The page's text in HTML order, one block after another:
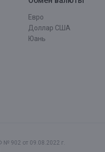
Евро
Доллар США
Юань
902 от 09.08.2022 г.